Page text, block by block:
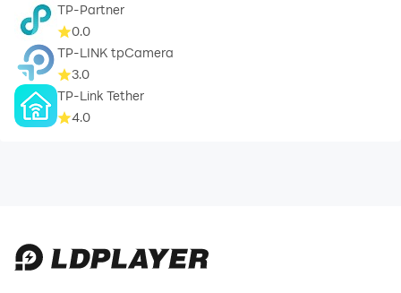
TP-Partner
0.0
TP-LINK tpCamera
3.0
TP-Link Tether
4.0